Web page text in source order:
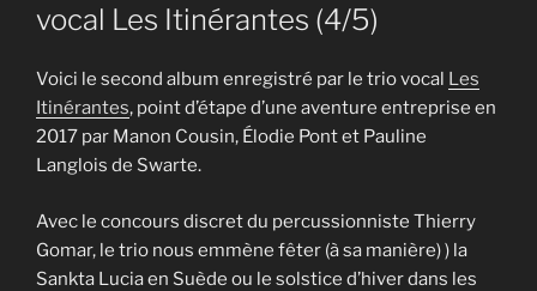
vocal Les Itinérantes (4/5)
Voici le second album enregistré par le trio vocal Les
Itinérantes, point d’étape d’une aventure entreprise en
2017 par Manon Cousin, Élodie Pont et Pauline
Langlois de Swarte.
Avec le concours discret du percussionniste Thierry
Gomar, le trio nous emmène fêter (à sa manière) ) la
Sankta Lucia en Suède ou le solstice d’hiver dans les